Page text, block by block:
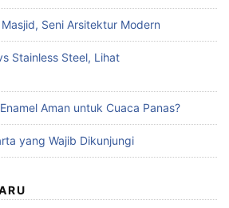
Seni Arsitektur Modern
Stainless Steel, Lihat
Aman untuk Cuaca Panas?
yang Wajib Dikunjungi